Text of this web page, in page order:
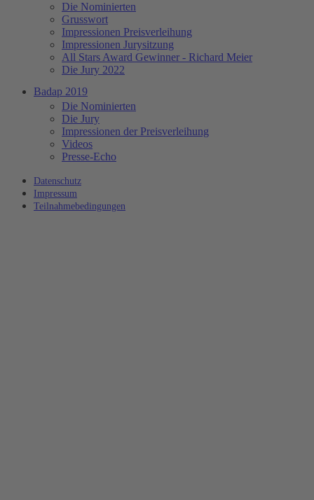
Die Nominierten
Grusswort
Impressionen Preisverleihung
Impressionen Jurysitzung
All Stars Award Gewinner - Richard Meier
Die Jury 2022
Badap 2019
Die Nominierten
Die Jury
Impressionen der Preisverleihung
Videos
Presse-Echo
Datenschutz
Impressum
Teilnahmebedingungen